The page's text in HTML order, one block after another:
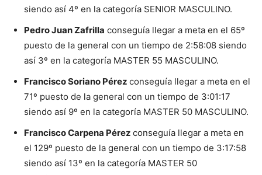
siendo así 4º en la categoría SENIOR MASCULINO.
Pedro Juan Zafrilla conseguía llegar a meta en el 65º
puesto de la general con un tiempo de 2:58:08 siendo
así 3º en la categoría MASTER 55 MASCULINO.
Francisco Soriano Pérez conseguía llegar a meta en el
71º puesto de la general con un tiempo de 3:01:17
siendo así 9º en la categoría MASTER 50 MASCULINO.
Francisco Carpena Pérez conseguía llegar a meta en
el 129º puesto de la general con un tiempo de 3:17:58
siendo así 13º en la categoría MASTER 50